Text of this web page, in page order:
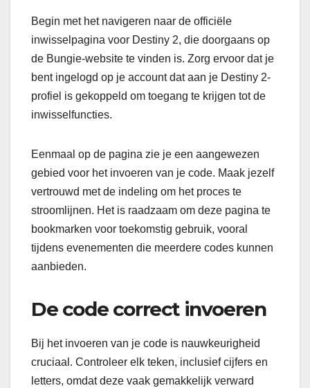
Begin met het navigeren naar de officiële
inwisselpagina voor Destiny 2, die doorgaans op
de Bungie-website te vinden is. Zorg ervoor dat je
bent ingelogd op je account dat aan je Destiny 2-
profiel is gekoppeld om toegang te krijgen tot de
inwisselfuncties.
Eenmaal op de pagina zie je een aangewezen
gebied voor het invoeren van je code. Maak jezelf
vertrouwd met de indeling om het proces te
stroomlijnen. Het is raadzaam om deze pagina te
bookmarken voor toekomstig gebruik, vooral
tijdens evenementen die meerdere codes kunnen
aanbieden.
De code correct invoeren
Bij het invoeren van je code is nauwkeurigheid
cruciaal. Controleer elk teken, inclusief cijfers en
letters, omdat deze vaak gemakkelijk verward